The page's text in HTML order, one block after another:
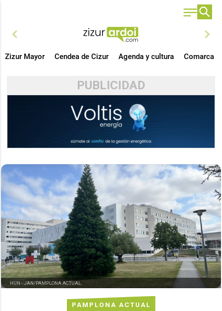
chevron_left chevron_right
Zizur Mayor Cendea de Cizur Agenda y cultura Comarca
PUBLICIDAD
PAMPLONA ACTUAL
HUN -JAN/PAMPLONA ACTUAL